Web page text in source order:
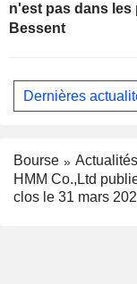
n'est pas dans les
Bessent
Dernières
Bourse
HMM Co.,Ltd
clos le 31 mars